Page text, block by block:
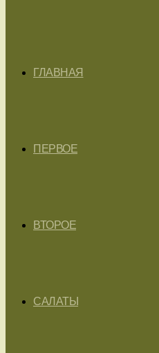
ГЛАВНАЯ
ПЕРВОЕ
ВТОРОЕ
САЛАТЫ